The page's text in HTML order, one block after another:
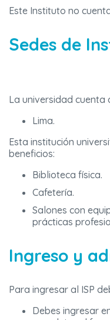
Este Instituto no
Sedes de
La universidad cuenta
Lima.
Esta institución
beneficios:
Biblioteca física.
Cafetería.
Salones con
prácticas
Ingreso y
Para ingresar al ISP
Debes ingresar